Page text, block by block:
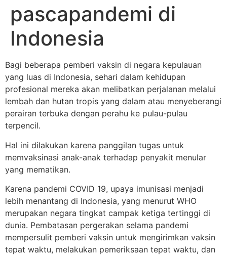
pascapandemi di
Indonesia
Bagi beberapa pemberi vaksin di negara kepulauan
yang luas di Indonesia, sehari dalam kehidupan
profesional mereka akan melibatkan perjalanan melalui
lembah dan hutan tropis yang dalam atau menyeberangi
perairan terbuka dengan perahu ke pulau-pulau
terpencil.
Hal ini dilakukan karena panggilan tugas untuk
memvaksinasi anak-anak terhadap penyakit menular
yang mematikan.
Karena pandemi COVID 19, upaya imunisasi menjadi
lebih menantang di Indonesia, yang menurut WHO
merupakan negara tingkat campak ketiga tertinggi di
dunia. Pembatasan pergerakan selama pandemi
mempersulit pemberi vaksin untuk mengirimkan vaksin
tepat waktu, melakukan pemeriksaan tepat waktu, dan